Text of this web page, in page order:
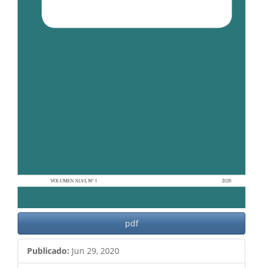
pdf
Publicado: Jun 29, 2020